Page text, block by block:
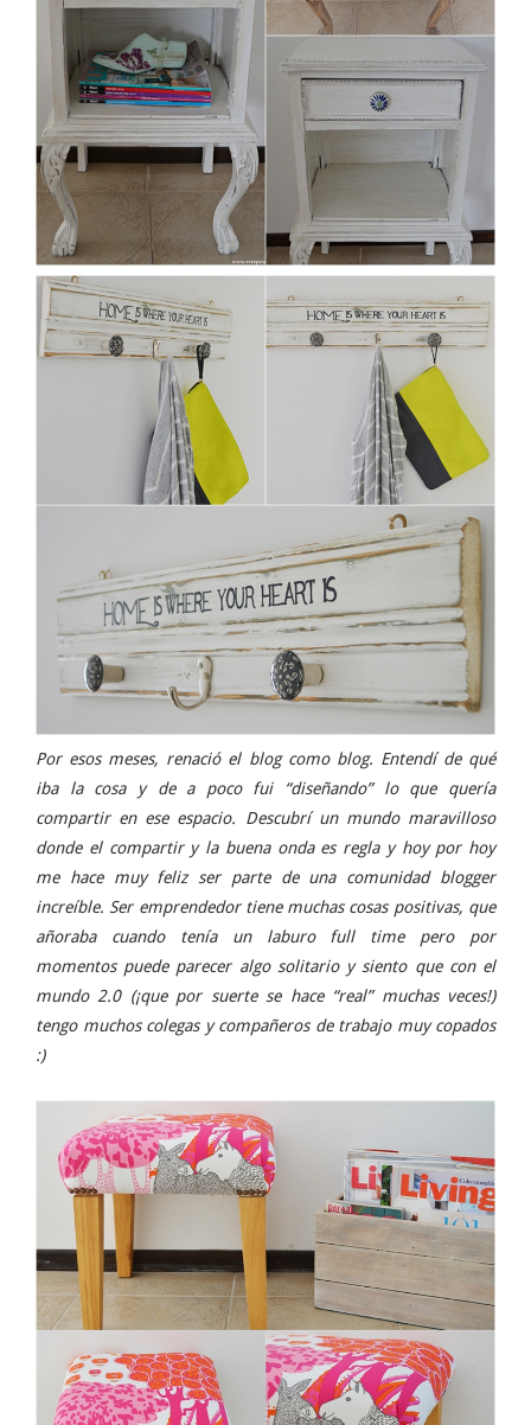
Por esos meses, renació el blog como blog. Entendí de qué
iba la cosa y de a poco fui “diseñando” lo que quería
compartir en ese espacio. Descubrí un mundo maravilloso
donde el compartir y la buena onda es regla y hoy por hoy
me hace muy feliz ser parte de una comunidad blogger
increíble. Ser emprendedor tiene muchas cosas positivas, que
añoraba cuando tenía un laburo full time pero por
momentos puede parecer algo solitario y siento que con el
mundo 2.0 (¡que por suerte se hace “real” muchas veces!)
tengo muchos colegas y compañeros de trabajo muy copados
:)